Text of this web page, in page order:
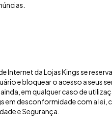
Internet da Lojas Kings se
e bloquear o acesso a seus
em qualquer caso de
em desconformidade com a lei,
e Segurança.